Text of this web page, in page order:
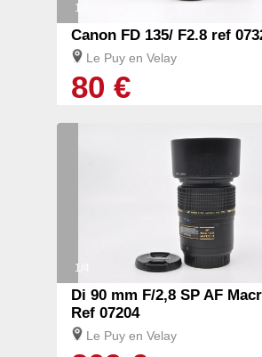
1/3
Canon FD 135/ F2.8 ref
Le Puy en Velay
80 €
1/4
Di 90 mm F/2,8 SP AF
Ref 07204
Le Puy en Velay